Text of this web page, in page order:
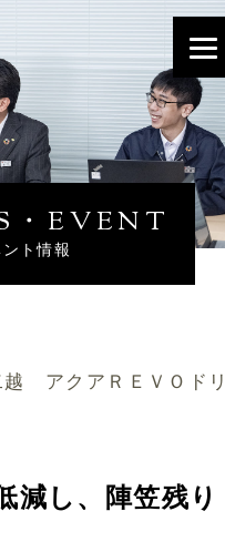
・EVENT
ト情報
アクアＲＥＶＯド
減し、陣笠残り